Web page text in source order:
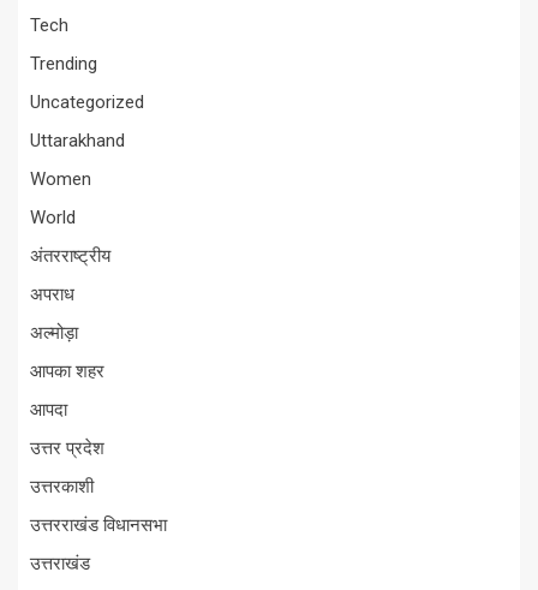
Tech
Trending
Uncategorized
Uttarakhand
Women
World
अंतरराष्ट्रीय
अपराध
अल्मोड़ा
आपका शहर
आपदा
उत्तर प्रदेश
उत्तरकाशी
उत्तरराखंड विधानसभा
उत्तराखंड